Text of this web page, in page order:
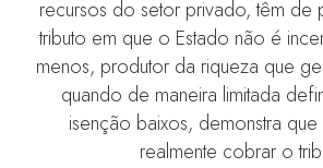
recursos do setor privado, têm de
tributo em que o Estado não é
menos, produtor da riqueza que
quando de maneira limitada
isenção baixos, demonstra
realmente cobrar o